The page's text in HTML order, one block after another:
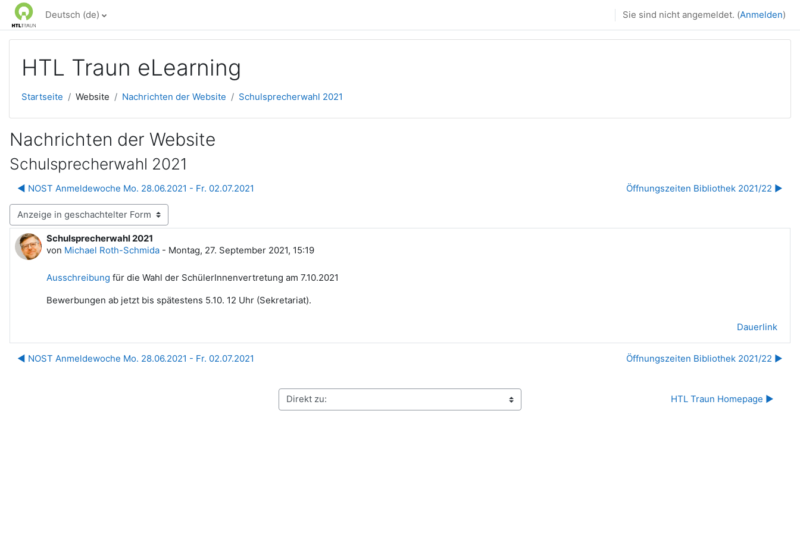
Zum Hauptinhalt
Deutsch ‎(de)‎ Sie sind nicht angemeldet. (Anmelden)
HTL Traun eLearning
Startseite Website Nachrichten der Website Schulsprecherwahl 2021
Nachrichten der Website
Schulsprecherwahl 2021
◀︎ NOST Anmeldewoche Mo. 28.06.2021 - Fr. 02.07.2021 Öffnungszeiten Bibliothek 2021/22 ▶︎
Schulsprecherwahl 2021
von Michael Roth-Schmida - Montag, 27. September 2021, 15:19
Anzahl Antworten: 0
Ausschreibung für die Wahl der SchülerInnenvertretung am 7.10.2021
Bewerbungen ab jetzt bis spätestens 5.10. 12 Uhr (Sekretariat).
Dauerlink
◀︎ NOST Anmeldewoche Mo. 28.06.2021 - Fr. 02.07.2021 Öffnungszeiten Bibliothek 2021/22 ▶︎
Direkt zu: HTL Traun Homepage ▶︎